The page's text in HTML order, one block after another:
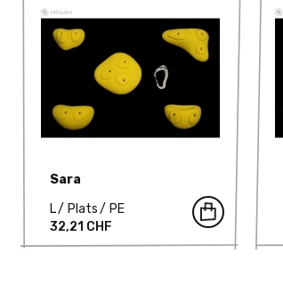
Sara
L
Plats
PE
32,21 CHF